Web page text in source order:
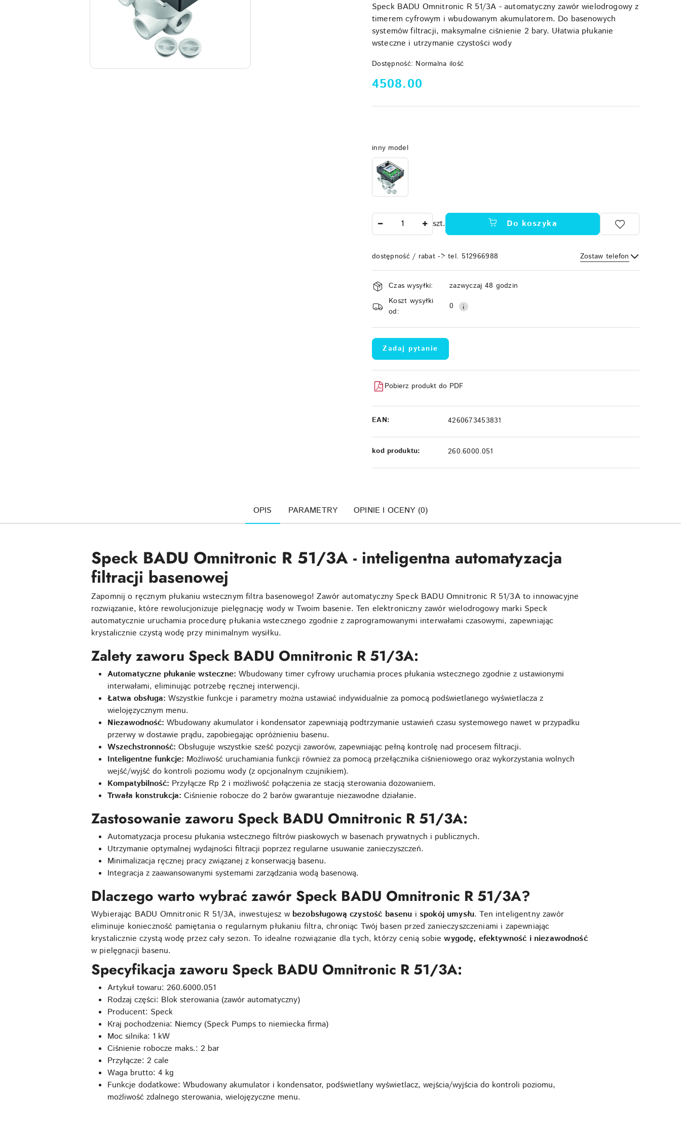
Speck BADU Omnitronic R 51/3A - automatyczny zawór wielodrogowy z
timerem cyfrowym i wbudowanym akumulatorem. Do basenowych
systemów filtracji, maksymalne ciśnienie 2 bary. Ułatwia płukanie
wsteczne i utrzymanie czystości wody
Dostępność: Normalna ilość
cena:
4508.00
Wariant
inny model
szt. Do koszyka
dostępność / rabat -> tel. 512966988 Zostaw telefon
Wyślij
Dostępność
i
dostawa
Czas wysyłki:
zazwyczaj 48 godzin
Koszt wysyłki
od:
0
Zadaj pytanie
Pobierz produkt do PDF
EAN: 4260673453831
kod produktu: 260.6000.051
OPIS PARAMETRY OPINIE I OCENY (0)
Speck BADU Omnitronic R 51/3A - inteligentna automatyzacja
filtracji basenowej
Zapomnij o ręcznym płukaniu wstecznym filtra basenowego! Zawór automatyczny Speck BADU Omnitronic R 51/3A to innowacyjne
rozwiązanie, które rewolucjonizuje pielęgnację wody w Twoim basenie. Ten elektroniczny zawór wielodrogowy marki Speck
automatycznie uruchamia procedurę płukania wstecznego zgodnie z zaprogramowanymi interwałami czasowymi, zapewniając
krystalicznie czystą wodę przy minimalnym wysiłku.
Zalety zaworu Speck BADU Omnitronic R 51/3A:
Automatyczne płukanie wsteczne: Wbudowany timer cyfrowy uruchamia proces płukania wstecznego zgodnie z ustawionymi
interwałami, eliminując potrzebę ręcznej interwencji.
Łatwa obsługa: Wszystkie funkcje i parametry można ustawiać indywidualnie za pomocą podświetlanego wyświetlacza z
wielojęzycznym menu.
Niezawodność: Wbudowany akumulator i kondensator zapewniają podtrzymanie ustawień czasu systemowego nawet w przypadku
przerwy w dostawie prądu, zapobiegając opróżnieniu basenu.
Wszechstronność: Obsługuje wszystkie sześć pozycji zaworów, zapewniając pełną kontrolę nad procesem filtracji.
Inteligentne funkcje: Możliwość uruchamiania funkcji również za pomocą przełącznika ciśnieniowego oraz wykorzystania wolnych
wejść/wyjść do kontroli poziomu wody (z opcjonalnym czujnikiem).
Kompatybilność: Przyłącze Rp 2 i możliwość połączenia ze stacją sterowania dozowaniem.
Trwała konstrukcja: Ciśnienie robocze do 2 barów gwarantuje niezawodne działanie.
Zastosowanie zaworu Speck BADU Omnitronic R 51/3A:
Automatyzacja procesu płukania wstecznego filtrów piaskowych w basenach prywatnych i publicznych.
Utrzymanie optymalnej wydajności filtracji poprzez regularne usuwanie zanieczyszczeń.
Minimalizacja ręcznej pracy związanej z konserwacją basenu.
Integracja z zaawansowanymi systemami zarządzania wodą basenową.
Dlaczego warto wybrać zawór Speck BADU Omnitronic R 51/3A?
Wybierając BADU Omnitronic R 51/3A, inwestujesz w bezobsługową czystość basenu i spokój umysłu. Ten inteligentny zawór
eliminuje konieczność pamiętania o regularnym płukaniu filtra, chroniąc Twój basen przed zanieczyszczeniami i zapewniając
krystalicznie czystą wodę przez cały sezon. To idealne rozwiązanie dla tych, którzy cenią sobiewygodę, efektywność i niezawodność
w pielęgnacji basenu.
Specyfikacja zaworu Speck BADU Omnitronic R 51/3A:
Artykuł towaru: 260.6000.051
Rodzaj części: Blok sterowania (zawór automatyczny)
Producent: Speck
Kraj pochodzenia: Niemcy (Speck Pumps to niemiecka firma)
Moc silnika: 1 kW
Ciśnienie robocze maks.: 2 bar
Przyłącze: 2 cale
Waga brutto: 4 kg
Funkcje dodatkowe: Wbudowany akumulator i kondensator, podświetlany wyświetlacz, wejścia/wyjścia do kontroli poziomu,
możliwość zdalnego sterowania, wielojęzyczne menu.